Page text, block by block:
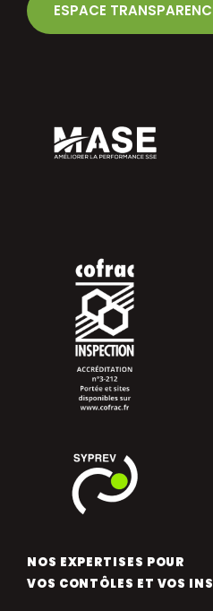
ESPACE
NOS EXPERTISES POUR
VOS CONTÔLES ET VOS